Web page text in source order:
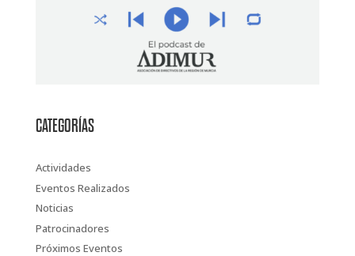
CATEGORÍAS
Actividades
Eventos Realizados
Noticias
Patrocinadores
Próximos Eventos